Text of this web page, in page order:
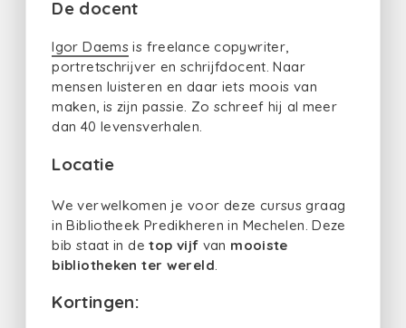
De docent
Igor Daems is freelance copywriter,
portretschrijver en schrijfdocent. Naar
mensen luisteren en daar iets moois van
maken, is zijn passie. Zo schreef hij al meer
dan 40 levensverhalen.
Locatie
We verwelkomen je voor deze cursus graag
in Bibliotheek Predikheren in Mechelen. Deze
bib staat in detop vijf van mooiste
bibliotheken ter wereld
Kortingen: